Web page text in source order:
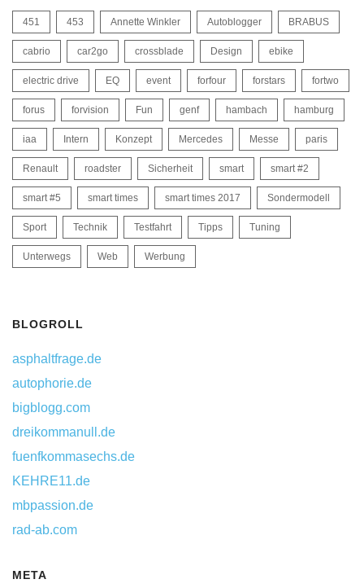
451 453 Annette Winkler Autoblogger BRABUS
cabrio car2go crossblade Design ebike
electric drive EQ event forfour forstars fortwo
forus forvision Fun genf hambach hamburg
iaa Intern Konzept Mercedes Messe paris
Renault roadster Sicherheit smart smart #2
smart #5 smart times smart times 2017 Sondermodell
Sport Technik Testfahrt Tipps Tuning
Unterwegs Web Werbung
BLOGROLL
asphaltfrage.de
autophorie.de
bigblogg.com
dreikommanull.de
fuenfkommasechs.de
KEHRE11.de
mbpassion.de
rad-ab.com
META